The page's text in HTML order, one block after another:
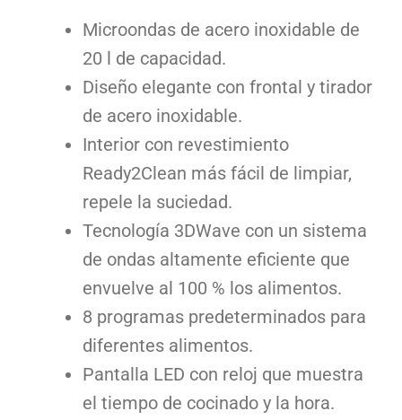
Microondas de acero inoxidable de
20 l de capacidad.
Diseño elegante con frontal y tirador
de acero inoxidable.
Interior con revestimiento
Ready2Clean más fácil de limpiar,
repele la suciedad.
Tecnología 3DWave con un sistema
de ondas altamente eficiente que
envuelve al 100 % los alimentos.
8 programas predeterminados para
diferentes alimentos.
Pantalla LED con reloj que muestra
el tiempo de cocinado y la hora.